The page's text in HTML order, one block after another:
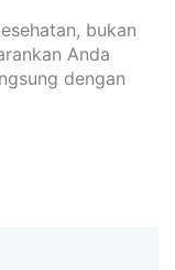
bukan
Anda
dengan